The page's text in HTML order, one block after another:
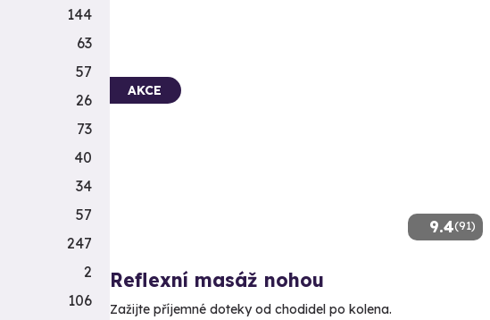
9.4(91)
AKCE
Reflexní masáž nohou
Zažijte příjemné doteky od chodidel po kolena.
144
63
57
26
73
40
34
57
247
2
106